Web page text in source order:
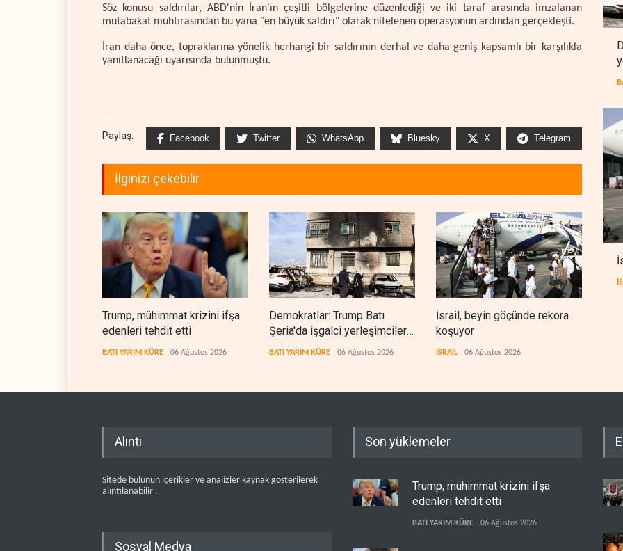
Söz konusu saldırılar, ABD'nin İran'ın çeşitli bölgelerine düzenlediği ve iki taraf arasında imzalanan
mutabakat muhtırasından bu yana "en büyük saldırı" olarak nitelenen operasyonun ardından gerçekleşti.
İran daha önce, topraklarına yönelik herhangi bir saldırının derhal ve daha geniş kapsamlı bir karşılıkla
yanıtlanacağı uyarısında bulunmuştu.
Paylaş: Facebook Twitter WhatsApp Bluesky X Telegram
İlginizi çekebilir
Trump, mühimmat krizini ifşa
edenleri tehdit etti
BATI YARIM KÜRE 06 Ağustos 2026
Demokratlar: Trump Batı
Şeria'da işgalci yerleşimcilere
cezasızlık sağladı
BATI YARIM KÜRE 06 Ağustos 2026
İsrail, beyin göçünde rekora
koşuyor
İSRAİL 06 Ağustos 2026
Alıntı
Sitede bulunun içerikler ve analizler kaynak gösterilerek
alıntılanabilir .
Sosyal Medya
Son yüklemeler
Trump, mühimmat krizini ifşa
edenleri tehdit etti
BATI YARIM KÜRE 06 Ağustos 2026